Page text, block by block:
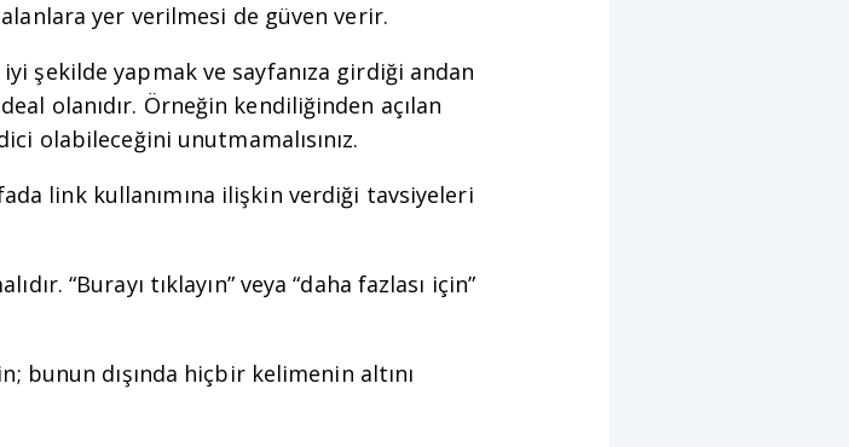
yer verilmesi de güven verir.
iyi şekilde yapmak ve sayfanıza girdiği andan
olanıdır. Örneğin kendiliğinden açılan
olabileceğini unutmamalısınız.
link kullanımına ilişkin verdiği tavsiyeleri
“Burayı tıklayın” veya “daha fazlası için”
bunun dışında hiçbir kelimenin altını